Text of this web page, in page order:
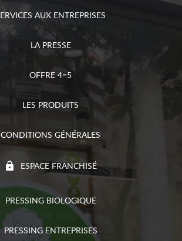
AUX ENTREPRISES
LA PRESSE
OFFRE 4=5
LES PRODUITS
CONDITIONS GÉNÉRALES
ESPACE FRANCHISÉ
PRESSING BIOLOGIQUE
PRESSING ENTREPRISES